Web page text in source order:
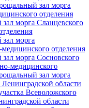
зал морга
отделения
морга Сланцевского
морга
отделения
морга Сосновского
медицинского
зал морга
области
Всеволожского
области